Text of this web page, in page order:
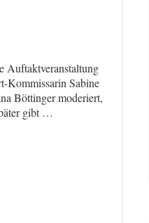
Auftaktveranstaltung
Kommissarin Sabine
Böttinger moderiert,
gibt …